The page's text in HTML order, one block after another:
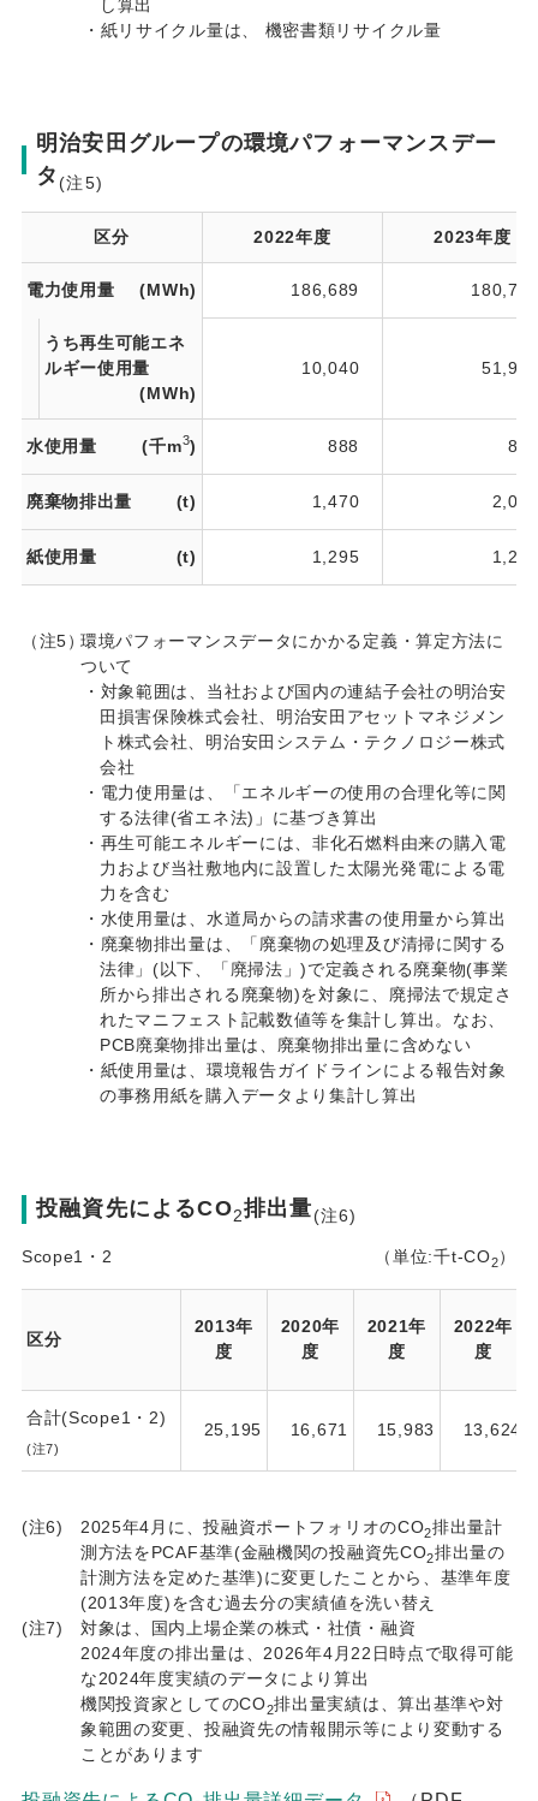
し算出
・紙リサイクル量は、 機密書類リサイクル量
明治安田グループの環境パフォーマンスデー
タ (注5)
区分 2022年度 2023年度
電力使用量 (MWh) 186,689
うち再生可能エネ
ルギー使用量
(MWh)
10,040
水使用量 (千m3) 888
廃棄物排出量 (t) 1,470
紙使用量 (t) 1,295
（注5）環境パフォーマンスデータにかかる定義・算定方法に
ついて
・対象範囲は、当社および国内の連結子会社の明治安
田損害保険株式会社、明治安田アセットマネジメン
ト株式会社、明治安田システム・テクノロジー株式
会社
・電力使用量は、「エネルギーの使用の合理化等に関
する法律(省エネ法)」に基づき算出
・再生可能エネルギーには、非化石燃料由来の購入電
力および当社敷地内に設置した太陽光発電による電
力を含む
・水使用量は、水道局からの請求書の使用量から算出
・廃棄物排出量は、「廃棄物の処理及び清掃に関する
法律」(以下、「廃掃法」)で定義される廃棄物(事業
所から排出される廃棄物)を対象に、廃掃法で規定さ
れたマニフェスト記載数値等を集計し算出。なお、
PCB廃棄物排出量は、廃棄物排出量に含めない
・紙使用量は、環境報告ガイドラインによる報告対象
の事務用紙を購入データより集計し算出
投融資先によるCO2排出量 (注6)
Scope1・2 （単位:千t-CO2）
区分
2013年
度
2020年
度
2021年
度
2022年
度
合計(Scope1・2)
(注7)
25,195 16,671 15,983 13,624
(注6) 2025年4月に、投融資ポートフォリオのCO2排出量計
測方法をPCAF基準(金融機関の投融資先CO2排出量の
計測方法を定めた基準)に変更したことから、基準年度
(2013年度)を含む過去分の実績値を洗い替え
(注7)
対象は、国内上場企業の株式・社債・融資
2024年度の排出量は、2026年4月22日時点で取得可能
な2024年度実績のデータにより算出
機関投資家としてのCO2排出量実績は、算出基準や対
象範囲の変更、投融資先の情報開示等により変動する
ことがあります